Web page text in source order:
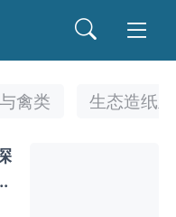
禽类 生态造纸业